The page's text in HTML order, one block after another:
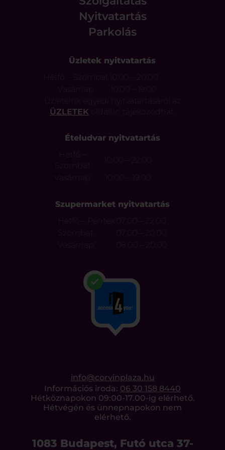
Nyitvatartás
Parkolás
Üzletek nyitvatartás
Hétfő – Szombat
Vasárnap
Üzleteink egyedi nyitvatartásáról az
ÜZLETEK oldalon tájékozódhat.
Ételudvar nyitvatartás
Hétfő –
Szombat
Vasárnap
Szupermarket nyitvatartás
Hétfő – Péntek
Szombat
Vasárnap
08:00 – 20:00
info@corvinplaza.hu
Információs iroda: 06 30 158 8440
Hétköznapokon 09:00-17.00-ig elérhető.
Hétvégén és ünnepnapokon nem
elérhető.
1083 Budapest, Futó utca 37-